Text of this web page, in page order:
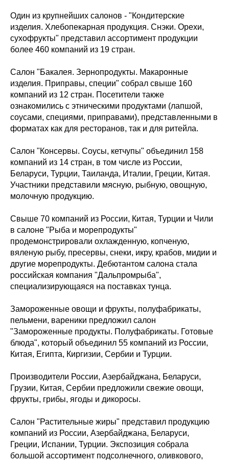
Один из крупнейших салонов - "Кондитерские
изделия. Хлебопекарная продукция. Снэки. Орехи,
сухофрукты" представил ассортимент продукции
более 460 компаний из 19 стран.
Салон "Бакалея. Зернопродукты. Макаронные
изделия. Приправы, специи" собрал свыше 160
компаний из 12 стран. Посетители также
ознакомились с этническими продуктами (лапшой,
соусами, специями, приправами), представленными в
форматах как для ресторанов, так и для ритейла.
Салон "Консервы. Соусы, кетчупы" объединил 158
компаний из 14 стран, в том числе из России,
Беларуси, Турции, Таиланда, Италии, Греции, Китая.
Участники представили мясную, рыбную, овощную,
молочную продукцию.
Свыше 70 компаний из России, Китая, Турции и Чили
в салоне "Рыба и морепродукты"
продемонстрировали охлажденную, копченую,
вяленую рыбу, пресервы, снеки, икру, крабов, мидии и
другие морепродукты. Дебютантом салона стала
российская компания "Дальпромрыба",
специализирующаяся на поставках тунца.
Замороженные овощи и фрукты, полуфабрикаты,
пельмени, вареники предложил салон
"Замороженные продукты. Полуфабрикаты. Готовые
блюда", который объединил 55 компаний из России,
Китая, Египта, Киргизии, Сербии и Турции.
Производители России, Азербайджана, Беларуси,
Грузии, Китая, Сербии предложили свежие овощи,
фрукты, грибы, ягоды и дикоросы.
Салон "Растительные жиры" представил продукцию
компаний из России, Азербайджана, Беларуси,
Греции, Испании, Турции. Экспозиция собрала
большой ассортимент подсолнечного, оливкового,